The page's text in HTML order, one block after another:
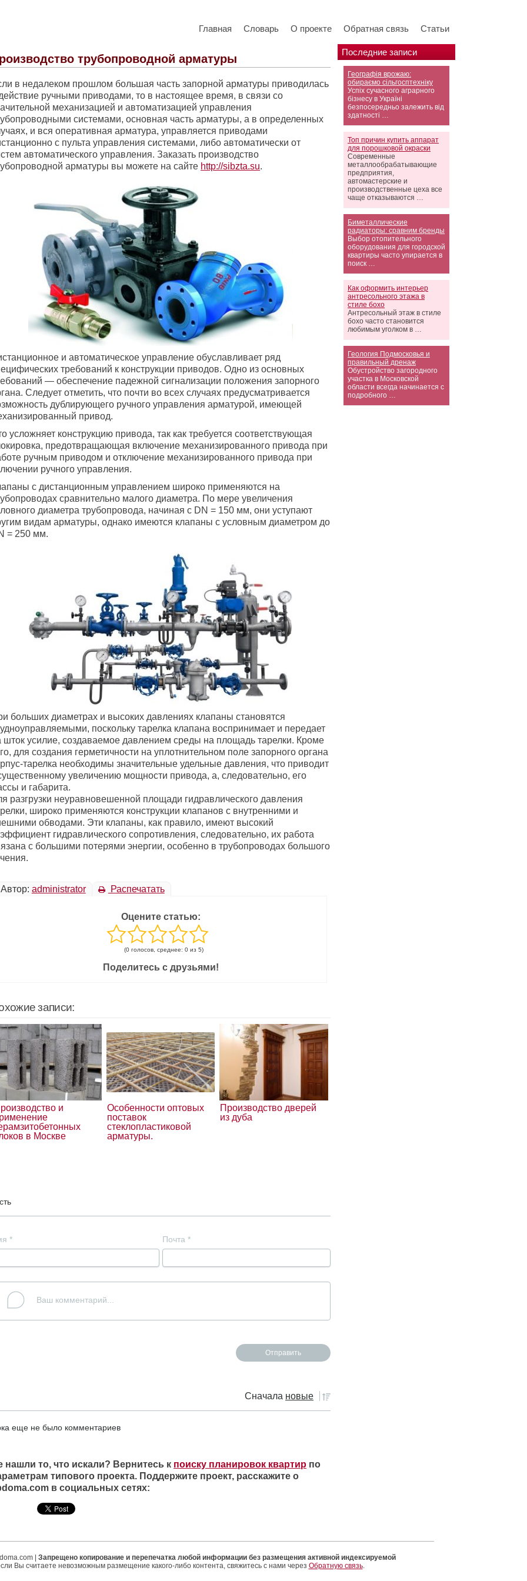
Главная Словарь О проекте Обратная связь Статьи
Последние записи
Географія врожаю:
обираємо сільгосптехніку
Успіх сучасного аграрного
бізнесу в Україні
безпосередньо залежить від
здатності …
Топ причин купить аппарат
для порошковой окраски
Современные
металлообрабатывающие
предприятия,
автомастерские и
производственные цеха все
чаще отказываются …
Биметаллические
радиаторы: сравним бренды
Выбор отопительного
оборудования для городской
квартиры часто упирается в
поиск …
Как оформить интерьер
антресольного этажа в
стиле бохо
Антресольный этаж в стиле
бохо часто становится
любимым уголком в …
Геология Подмосковья и
правильный дренаж
Обустройство загородного
участка в Московской
области всегда начинается с
подробного …
трубопроводной арматуры
в недалеком прошлом большая часть запорной арматуры приводилась
ручными приводами, то в настоящее время, в связи со
механизацией и автоматизацией управления
системами, основная часть арматуры, а в определенных
и вся оперативная арматура, управляется приводами
с пульта управления системами, либо автоматически от
автоматического управления. Заказать производство
арматуры вы можете на сайте http://sibzta.su.
и автоматическое управление обуславливает ряд
требований к конструкции приводов. Одно из основных
— обеспечение падежной сигнализации положения запорного
Следует отметить, что почти во всех случаях предусматривается
дублирующего ручного управления арматурой, имеющей
привод.
усложняет конструкцию привода, так как требуется соответствующая
предотвращающая включение механизированного привода при
ручным приводом и отключение механизированного привода при
ручного управления.
с дистанционным управлением широко применяются на
сравнительно малого диаметра. По мере увеличения
диаметра трубопровода, начиная с DN = 150 мм, они уступают
видам арматуры, однако имеются клапаны с условным диаметром до
= 250 мм.
больших диаметрах и высоких давлениях клапаны становятся
поскольку тарелка клапана воспринимает и передает
шток усилие, создаваемое давлением среды на площадь тарелки. Кроме
для создания герметичности на уплотнительном поле запорного органа
тарелка необходимы значительные удельные давления, что приводит
увеличению мощности привода, а, следовательно, его
и габарита.
разгрузки неуравновешенной площади гидравлического давления
широко применяются конструкции клапанов с внутренними и
обводами. Эти клапаны, как правило, имеют высокий
гидравлического сопротивления, следовательно, их работа
с большими потерями энергии, особенно в трубопроводах большого
Автор: administrator Распечатать
Оцените статью:
(0 голосов, среднее: 0 из 5)
Поделитесь с друзьями!
записи:
и
в Москве
Особенности оптовых
поставок
стеклопластиковой
арматуры.
Производство дверей
из дуба
* Почта *
Сначала новые
еще не было комментариев
нашли то, что искали? Вернитесь к поиску планировок квартир по
типового проекта. Поддержите проект, расскажите о
в социальных сетях:
| Запрещено копирование и перепечатка любой информации без размещения активной индексируемой
Вы считаете невозможным размещение какого-либо контента, свяжитесь с нами через Обратную связь.